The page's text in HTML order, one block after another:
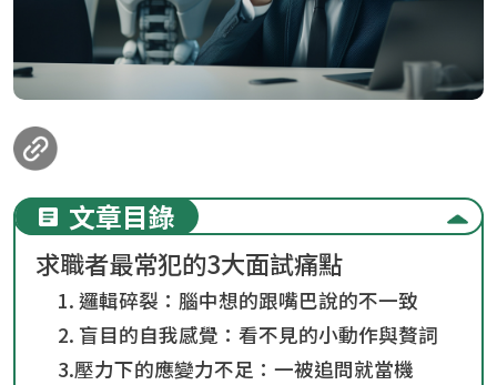
文章目錄
求職者最常犯的3大面試痛點
1. 邏輯碎裂：腦中想的跟嘴巴說的不一致
2. 盲目的自我感覺：看不見的小動作與贅詞
3.壓力下的應變力不足：一被追問就當機